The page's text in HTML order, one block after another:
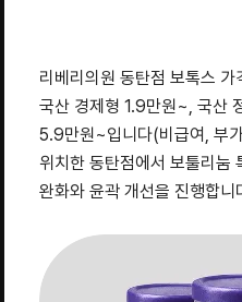
리베리의원 동탄점 보톡스
국산 경제형 1.9만원~, 국산
5.9만원~입니다(비급여, 부
위치한 동탄점에서 보툴리눔
완화와 윤곽 개선을 진행합니